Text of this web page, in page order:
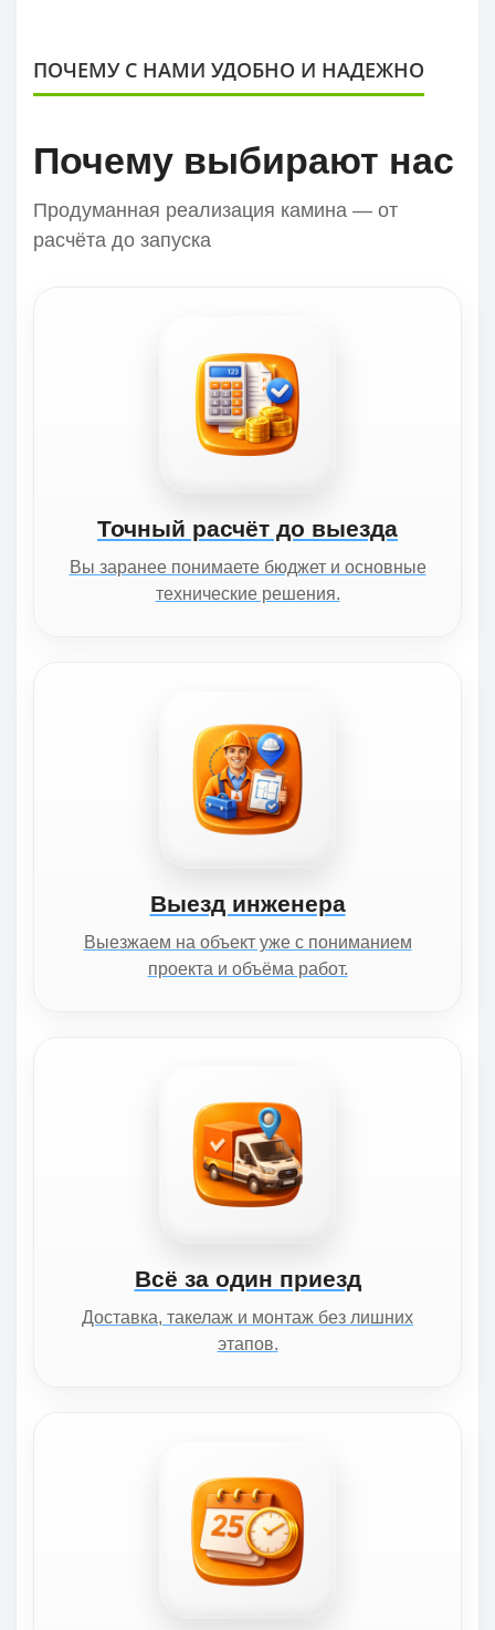
ПОЧЕМУ С НАМИ УДОБНО И НАДЕЖНО
Почему выбирают нас
Продуманная реализация камина — от
расчёта до запуска
Точный расчёт до выезда
Вы заранее понимаете бюджет и основные
технические решения.
Выезд инженера
Выезжаем на объект уже с пониманием
проекта и объёма работ.
Всё за один приезд
Доставка, такелаж и монтаж без лишних
этапов.